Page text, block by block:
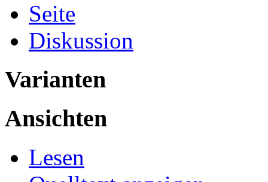
Seite
Diskussion
Varianten
Ansichten
Lesen